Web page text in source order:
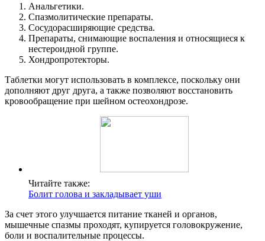
Анальгетики.
Спазмолитические препараты.
Сосудорасширяющие средства.
Препараты, снимающие воспаления и относящиеся к
нестероидной группе.
Хондропротекторы.
Таблетки могут использовать в комплексе, поскольку они
дополняют друг друга, а также позволяют восстановить
кровообращение при шейном остеохондрозе.
Читайте также:
Болит голова и закладывает уши
За счет этого улучшается питание тканей и органов,
мышечные спазмы проходят, купируется головокружение,
боли и воспалительные процессы.